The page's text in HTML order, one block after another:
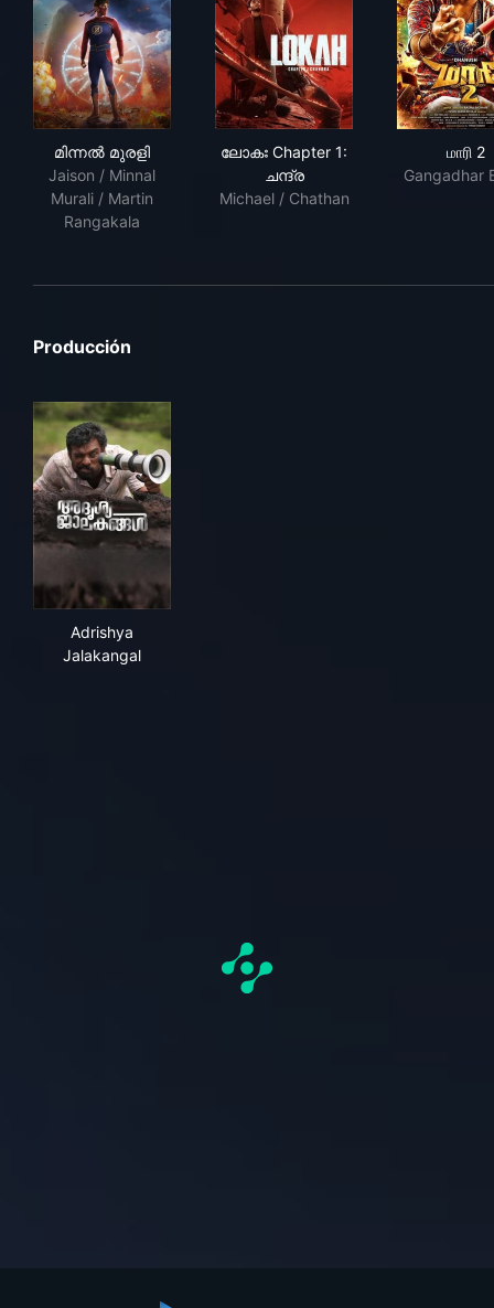
മിന്നൽ മുരളി
Jaison / Minnal
Murali / Martin
Rangakala
ലോകഃ Chapter 1:
ചന്ദ്ര
Michael / Chathan
மாரி 2
Gangadhar
Producción
Adrishya
Jalakangal